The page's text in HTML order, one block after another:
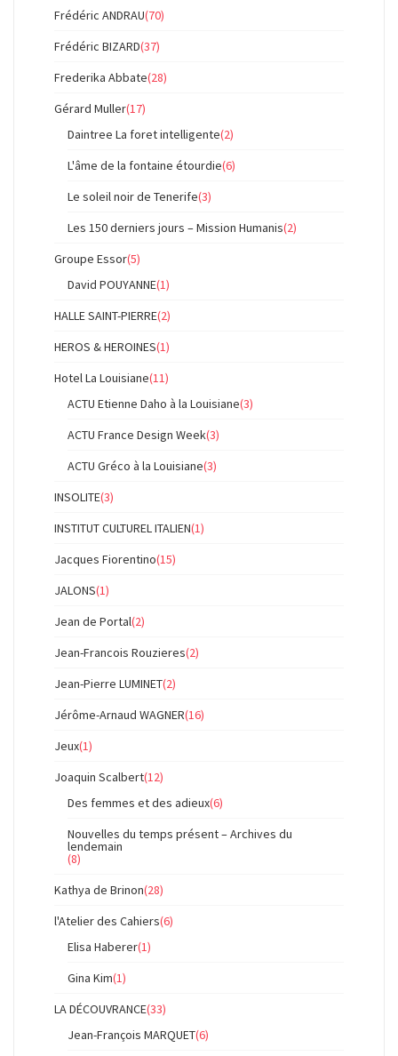
Frédéric ANDRAU(70)
Frédéric BIZARD(37)
Frederika Abbate(28)
Gérard Muller(17)
Daintree La foret intelligente(2)
L'âme de la fontaine étourdie(6)
Le soleil noir de Tenerife(3)
Les 150 derniers jours – Mission Humanis(2)
Groupe Essor(5)
David POUYANNE(1)
HALLE SAINT-PIERRE(2)
HEROS & HEROINES(1)
Hotel La Louisiane(11)
ACTU Etienne Daho à la Louisiane(3)
ACTU France Design Week(3)
ACTU Gréco à la Louisiane(3)
INSOLITE(3)
INSTITUT CULTUREL ITALIEN(1)
Jacques Fiorentino(15)
JALONS(1)
Jean de Portal(2)
Jean-Francois Rouzieres(2)
Jean-Pierre LUMINET(2)
Jérôme-Arnaud WAGNER(16)
Jeux(1)
Joaquin Scalbert(12)
Des femmes et des adieux(6)
Nouvelles du temps présent – Archives du
lendemain
(8)
Kathya de Brinon(28)
l'Atelier des Cahiers(6)
Elisa Haberer(1)
Gina Kim(1)
LA DÉCOUVRANCE(33)
Jean-François MARQUET(6)